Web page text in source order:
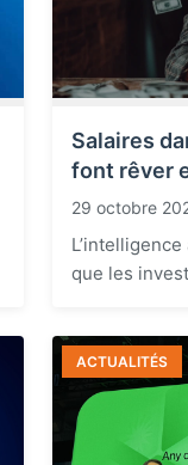
Salaires
font rêver
29 octobre
que les
ACTUALITÉS